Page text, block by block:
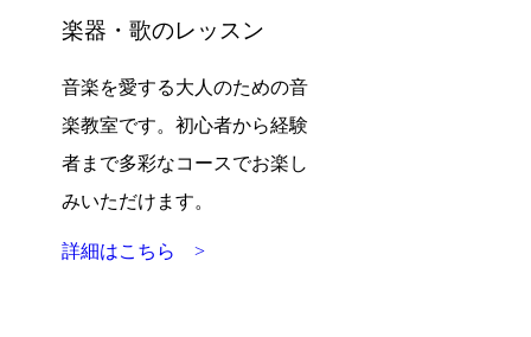
楽器・歌のレッスン
音楽を愛する大人のための音
楽教室です。初心者から経験
者まで多彩なコースでお楽し
みいただけます。
詳細はこちら >